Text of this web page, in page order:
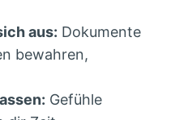
aus: Dokumente
bewahren,
Gefühle